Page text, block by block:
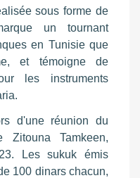
sous forme de
un tournant
en Tunisie que
et témoigne de
les instruments
d'une réunion du
Zitouna Tamkeen,
Les sukuk émis
100 dinars chacun,